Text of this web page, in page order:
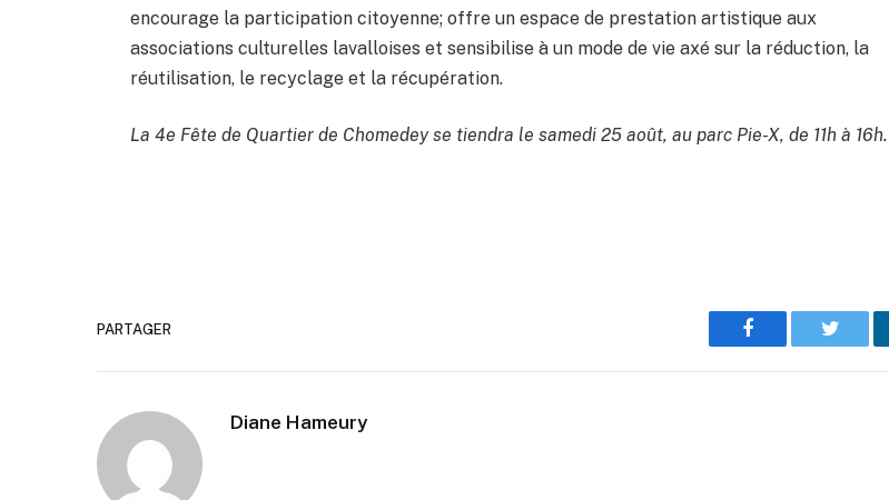
encourage la participation citoyenne; offre un espace de prestation artistique aux
associations culturelles lavalloises et sensibilise à un mode de vie axé sur la réduction, la
réutilisation, le recyclage et la récupération.
La 4e Fête de Quartier de Chomedey se tiendra le samedi 25 août, au parc Pie-X, de 11h à 16h.
PARTAGER
Facebook Twitter
Diane Hameury